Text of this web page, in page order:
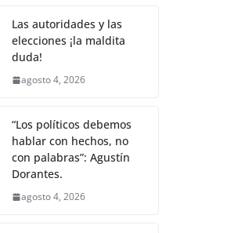
p
p
n
k
a
m
a
t
s
p
p
p
y
L
n
k
l
e
g
a
m
a
Las autoridades y las
elecciones ¡la maldita
duda!
agosto 4, 2026
“Los políticos debemos
hablar con hechos, no
con palabras”: Agustín
Dorantes.
agosto 4, 2026